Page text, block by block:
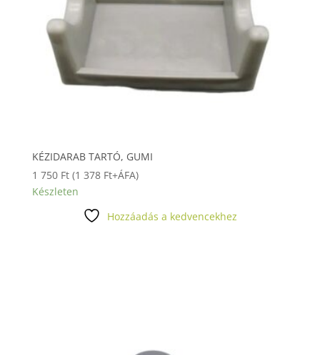
KÉZIDARAB TARTÓ, GUMI
1 750 Ft (1 378 Ft+ÁFA)
Készleten
Hozzáadás a kedvencekhez